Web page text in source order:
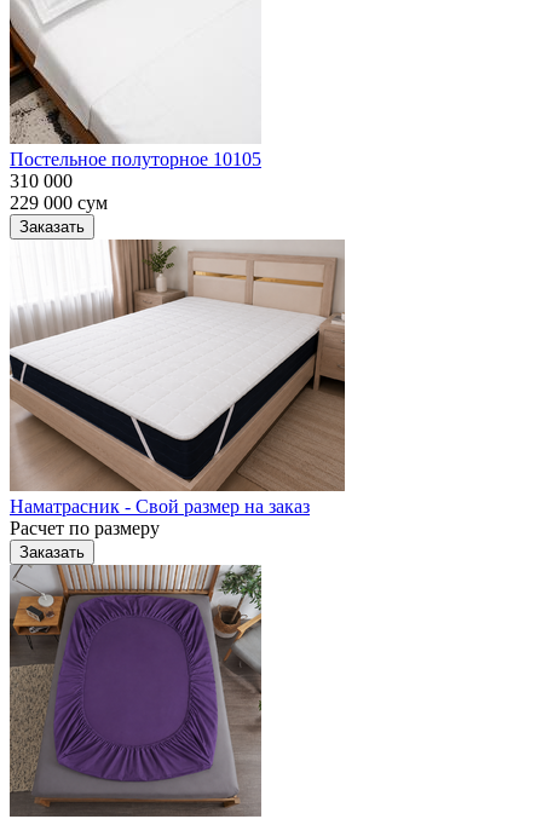
Постельное полуторное 10105
310 000
229 000 сум
Заказать
Наматрасник - Свой размер на заказ
Расчет по размеру
Заказать